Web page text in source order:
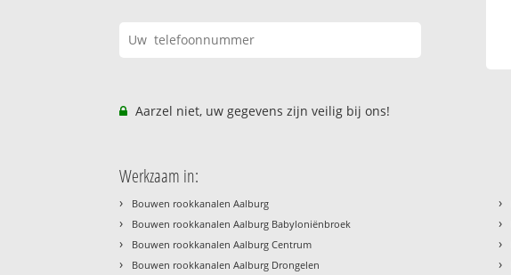
Aarzel niet, uw gegevens zijn veilig bij ons!
Werkzaam in:
› Bouwen rookkanalen Aalburg
› Bouwen rookkanalen Aalburg Babyloniënbroek
› Bouwen rookkanalen Aalburg Centrum
› Bouwen rookkanalen Aalburg Drongelen
›
›
›
›